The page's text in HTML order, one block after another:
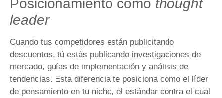
Posicionamiento como thought
leader
Cuando tus competidores están publicitando
descuentos, tú estás publicando investigaciones de
mercado, guías de implementación y análisis de
tendencias. Esta diferencia te posiciona como el líder
de pensamiento en tu nicho, el estándar contra el cual